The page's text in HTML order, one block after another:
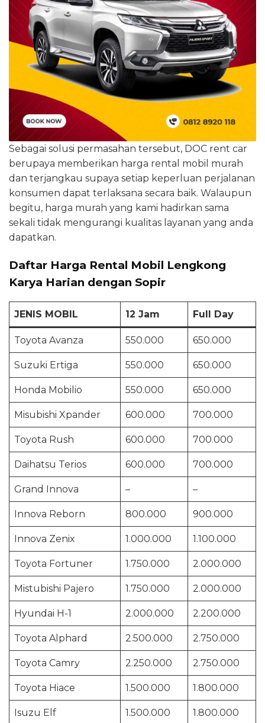
Sebagai solusi permasahan tersebut, DOC rent car
berupaya memberikan harga rental mobil murah
dan terjangkau supaya setiap keperluan perjalanan
konsumen dapat terlaksana secara baik. Walaupun
begitu, harga murah yang kami hadirkan sama
sekali tidak mengurangi kualitas layanan yang anda
dapatkan.
Daftar Harga Rental Mobil Lengkong
Karya Harian dengan Sopir
JENIS MOBIL 12 Jam Full Day
Toyota Avanza 550.000 650.000
Suzuki Ertiga 550.000 650.000
Honda Mobilio 550.000 650.000
Misubishi Xpander 600.000 700.000
Toyota Rush 600.000 700.000
Daihatsu Terios 600.000 700.000
Grand Innova – –
Innova Reborn 800.000 900.000
Innova Zenix 1.000.000 1.100.000
Toyota Fortuner 1.750.000 2.000.000
Mistubishi Pajero 1.750.000 2.000.000
Hyundai H-1 2.000.000 2.200.000
Toyota Alphard 2.500.000 2.750.000
Toyota Camry 2.250.000 2.750.000
Toyota Hiace 1.500.000 1.800.000
Isuzu Elf 1.500.000 1.800.000